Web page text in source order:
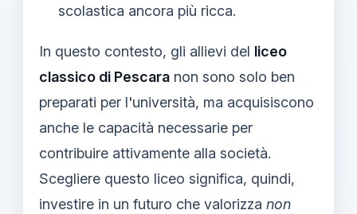
scolastica ancora più ricca.
In questo contesto, gli allievi del liceo
classico di Pescara non sono solo ben
preparati per l'università, ma acquisiscono
anche le capacità necessarie per
contribuire attivamente alla società.
Scegliere questo liceo significa, quindi,
investire in un futuro che valorizza non